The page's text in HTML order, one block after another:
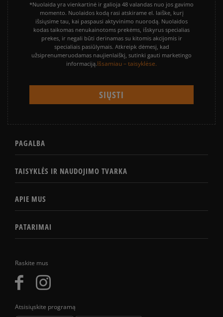
Raskite mus
Atsisiųskite programą
*Nuolaida yra vienkartinė ir galioja 48 valandas nuo jos gavimo
momento. Nuolaidos kodą rasi atskirame el. laiške, kurį
išsiųsime tau, kai paspausi aktyvinimo nuorodą. Nuolaidos
kodas taikomas nenukainotoms prekėms, išskyrus specialias
prekes, ir negali būti derinamas su kitomis akcijomis ir
specialiais pasiūlymais. Atkreipk dėmesį, kad
užsiprenumeruodamas naujienlaiškį, sutinki gauti marketingo
informaciją.Išsamiau – taisyklėse.
PAGALBA
TAISYKLĖS IR NAUDOJIMO TVARKA
APIE MUS
PATARIMAI